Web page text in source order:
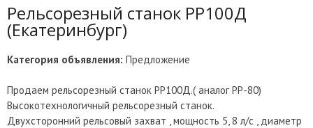
Рельсорезный станок РР100Д
(Екатеринбург)
Категория объявления: Предложение
Продаем рельсорезный станок РР100Д.( аналог РР-80)
Высокотехнологичный рельсорезный станок.
Двухсторонний рельсовый захват , мощность 5, 8 л/с , диаметр